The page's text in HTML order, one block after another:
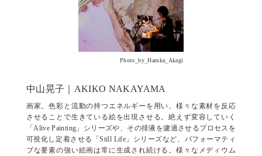
Photo_by_Haruka_Akagi
中山晃子｜AKIKO NAKAYAMA
画家。色彩と流動の持つエネルギーを用い、様々な素材を反応
させることで生きている絵を出現させる。絶えず変容していく
「Alive Painting」シリーズや、その排液を濾過させるプロセスを
可視化し定着させる「Still Life」シリーズなど、パフォーマティ
ブな要素の強い絵画は常に生成され続ける。様々なメディウム